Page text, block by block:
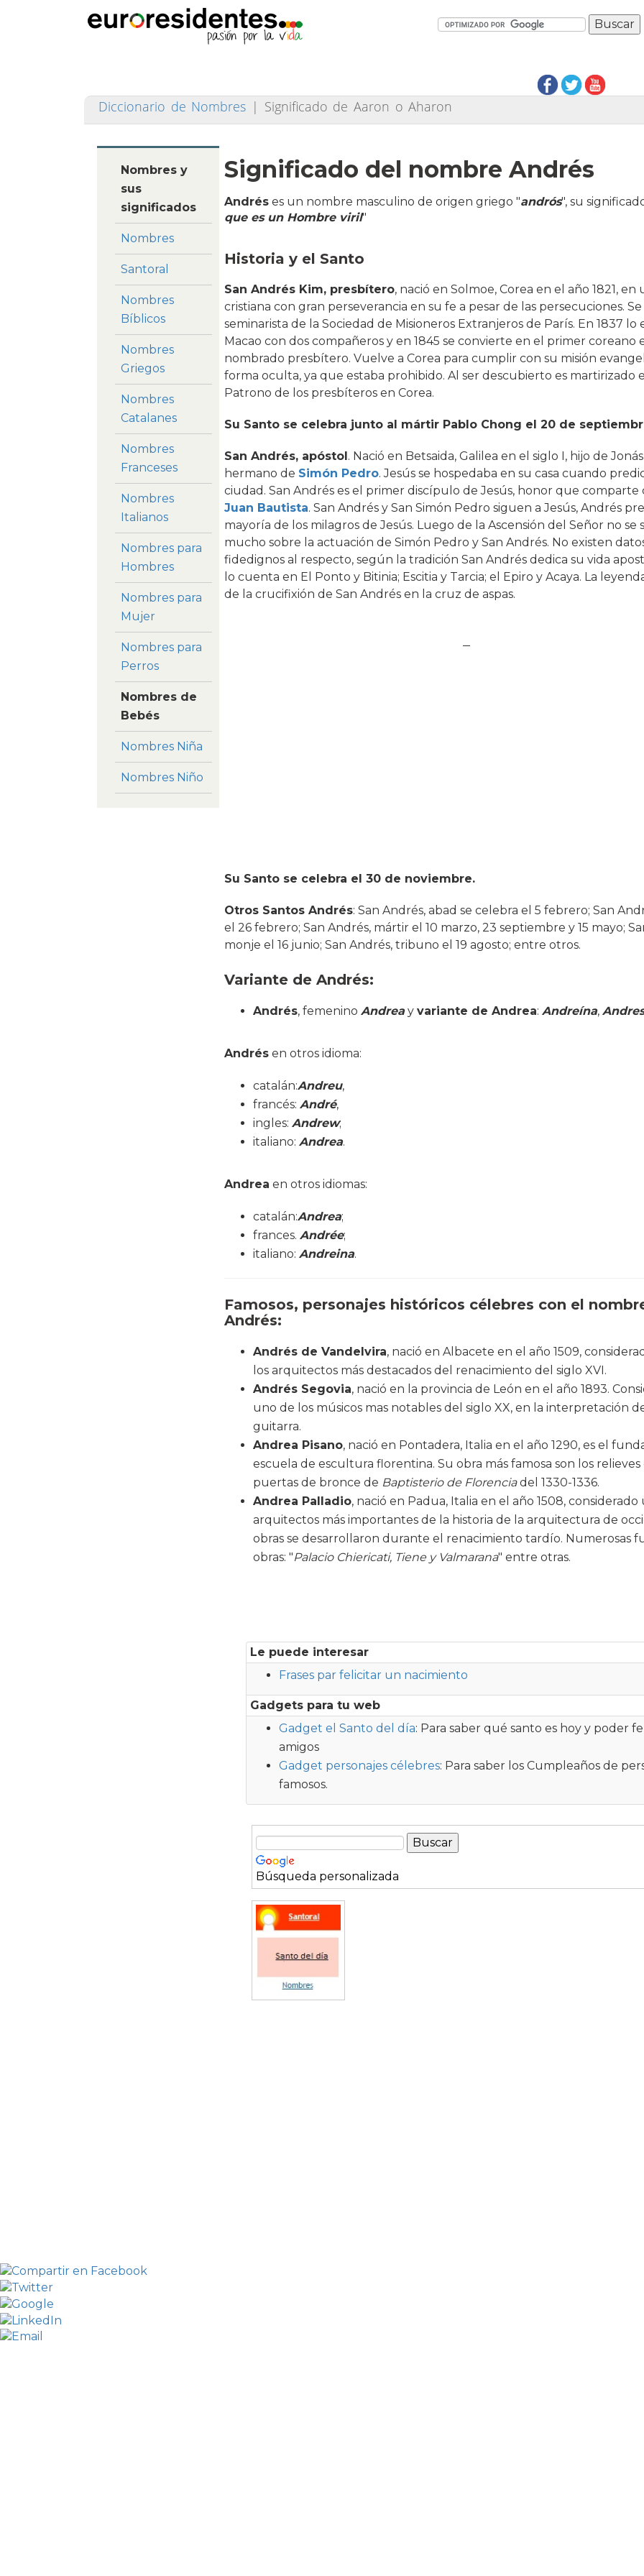
Diccionario de Nombres | Significado de Aaron o Aharon
Significado del nombre Andrés
Andrés es un nombre masculino de origen griego "andrós", su
que es un Hombre viril"
Historia y el Santo
San Andrés Kim, presbítero, nació en Solmoe, Corea en el año 1821, en
cristiana con gran perseverancia en su fe a pesar de las persecuciones.
seminarista de la Sociedad de Misioneros Extranjeros de París. En 1837 lo
Macao con dos compañeros y en 1845 se convierte en el primer coreano
nombrado presbítero. Vuelve a Corea para cumplir con su misión
forma oculta, ya que estaba prohibido. Al ser descubierto es martirizado
Patrono de los presbíteros en Corea.
Su Santo se celebra junto al mártir Pablo Chong el 20 de
San Andrés, apóstol. Nació en Betsaida, Galilea en el siglo I, hijo de
hermano de Simón Pedro. Jesús se hospedaba en su casa cuando
ciudad. San Andrés es el primer discípulo de Jesús, honor que comparte
Juan Bautista. San Andrés y San Simón Pedro siguen a Jesús, Andrés
mayoría de los milagros de Jesús. Luego de la Ascensión del Señor no se
mucho sobre la actuación de Simón Pedro y San Andrés. No existen
fidedignos al respecto, según la tradición San Andrés dedica su vida
lo cuenta en El Ponto y Bitinia; Escitia y Tarcia; el Epiro y Acaya. La
de la crucifixión de San Andrés en la cruz de aspas.
Su Santo se celebra el 30 de noviembre.
Otros Santos Andrés: San Andrés, abad se celebra el 5 febrero; San
el 26 febrero; San Andrés, mártir el 10 marzo, 23 septiembre y 15 mayo;
monje el 16 junio; San Andrés, tribuno el 19 agosto; entre otros.
Variante de Andrés:
Andrés, femenino Andreay variante de Andrea: Andreína,
Andrés en otros idioma:
catalán:Andreu,
francés: André,
ingles: Andrew;
italiano: Andrea.
Andrea en otros idiomas:
catalán:Andrea;
frances. Andrée;
italiano: Andreina.
Famosos, personajes históricos célebres con el
Andrés:
Andrés de Vandelvira, nació en Albacete en el año 1509,
los arquitectos más destacados del renacimiento del siglo XVI.
Andrés Segovia, nació en la provincia de León en el año 1893.
uno de los músicos mas notables del siglo XX, en la interpretación
guitarra.
Andrea Pisano, nació en Pontadera, Italia en el año 1290, es el
escuela de escultura florentina. Su obra más famosa son los relieves
puertas de bronce de Baptisterio de Florenciadel 1330-1336.
Andrea Palladio, nació en Padua, Italia en el año 1508, considerado
arquitectos más importantes de la historia de la arquitectura de
obras se desarrollaron durante el renacimiento tardío. Numerosas
obras: "Palacio Chiericati, Tiene y Valmarana" entre otras.
Le puede interesar
Frases par felicitar un nacimiento
Gadgets para tu web
Gadget el Santo del día: Para saber qué santo es hoy y poder
amigos
Gadget personajes célebres: Para saber los Cumpleaños de
famosos.
Búsqueda personalizada
Nombres y
sus
significados
Nombres
Santoral
Nombres
Bíblicos
Nombres
Griegos
Nombres
Catalanes
Nombres
Franceses
Nombres
Italianos
Nombres para
Hombres
Nombres para
Mujer
Nombres para
Perros
Nombres de
Bebés
Nombres Niña
Nombres Niño